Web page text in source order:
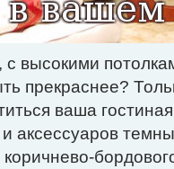
с высокими
прекраснее?
ваша
и аксессуаров